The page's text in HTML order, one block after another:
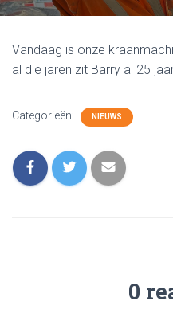
Vandaag is onze
al die jaren zit Barry al 25
Categorieën: NIEUWS
0